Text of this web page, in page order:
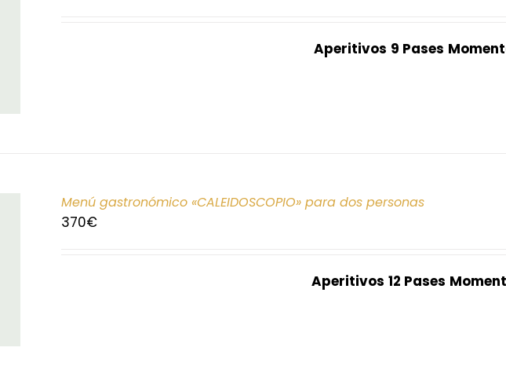
Aperitivos 9 Pases
Menú gastronómico «CALEIDOSCOPIO» para dos personas
370€
Aperitivos 12 Pases